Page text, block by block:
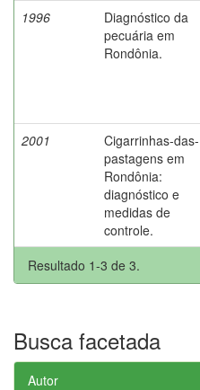
1996
Diagnóstico da
pecuária em
Rondônia.
2001
Cigarrinhas-das-
pastagens em
Rondônia:
diagnóstico e
medidas de
controle.
Resultado 1-3 de 3.
Busca facetada
Autor